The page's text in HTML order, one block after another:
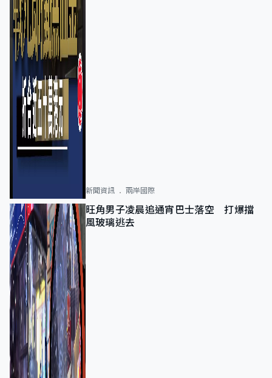
新聞資訊 兩岸國際
旺角男子凌晨追通宵巴士落空 打爆擋
風玻璃逃去